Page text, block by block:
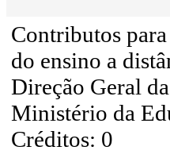
Contributos
do ensino a
Direção Geral
Ministério da
Créditos: 0